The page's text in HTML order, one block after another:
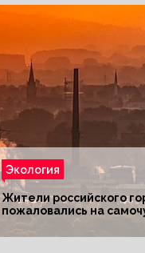
Экология
Жители российского
пожаловались на